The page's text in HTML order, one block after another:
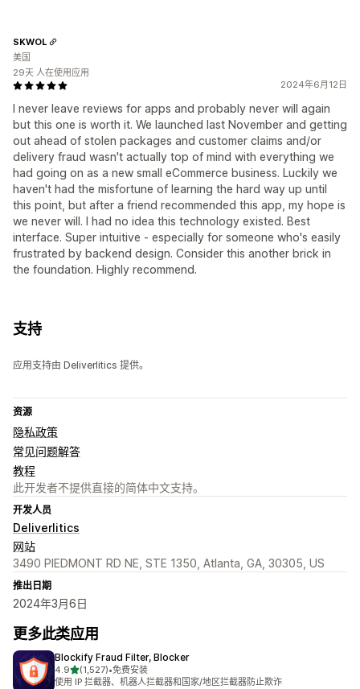
2024年6月12日
I never leave reviews for apps and probably never will again
but this one is worth it. We launched last November and getting
out ahead of stolen packages and customer claims and/or
delivery fraud wasn't actually top of mind with everything we
had going on as a new small eCommerce business. Luckily we
haven't had the misfortune of learning the hard way up until
this point, but after a friend recommended this app, my hope is
we never will. I had no idea this technology existed. Best
interface. Super intuitive - especially for someone who's easily
frustrated by backend design. Consider this another brick in
the foundation. Highly recommend.
SKWOL
美国
29天 人在使用应用
支持
应用支持由 Deliverlitics 提供。
资源
隐私政策
常见问题解答
教程
此开发者不提供直接的简体中文支持。
开发人员
Deliverlitics
网站
3490 PIEDMONT RD NE, STE 1350, Atlanta, GA, 30305, US
推出日期
2024年3月6日
更多此类应用
Blockify Fraud Filter, Blocker
4.9星（满分 5 星）
(1,527)
总共 1527 条评论
•免费安装
使用 IP 拦截器、机器人拦截器和国家/地区拦截器防止欺诈